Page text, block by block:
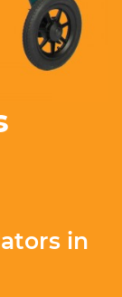
in